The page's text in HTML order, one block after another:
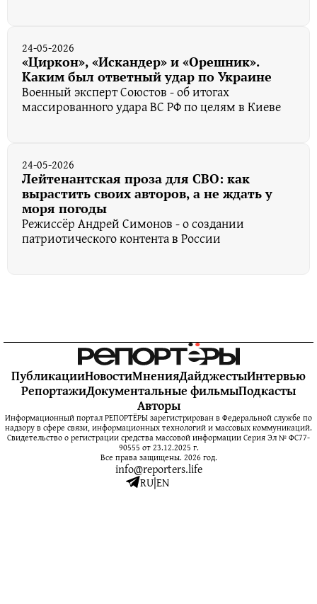
24-05-2026
«Циркон», «Искандер» и «Орешник».
Каким был ответный удар по Украине
Военный эксперт Союстов - об итогах
массированного удара ВС РФ по целям в Киеве
24-05-2026
Лейтенантская проза для СВО: как
вырастить своих авторов, а не ждать у
моря погоды
Режиссёр Андрей Симонов - о создании
патриотического контента в России
ПубликацииНовостиМненияДайджестыИнтервью
РепортажиДокументальные фильмыПодкасты
Авторы
Информационный портал РЕПОРТЁРЫ зарегистрирован в Федеральной службе по
надзору в сфере связи, информационных технологий и массовых коммуникаций.
Свидетельство о регистрации средства массовой информации Серия Эл № ФС77-
90555 от 23.12.2025 г.
Все права защищены. 2026 год.
info@reporters.life
RU|EN